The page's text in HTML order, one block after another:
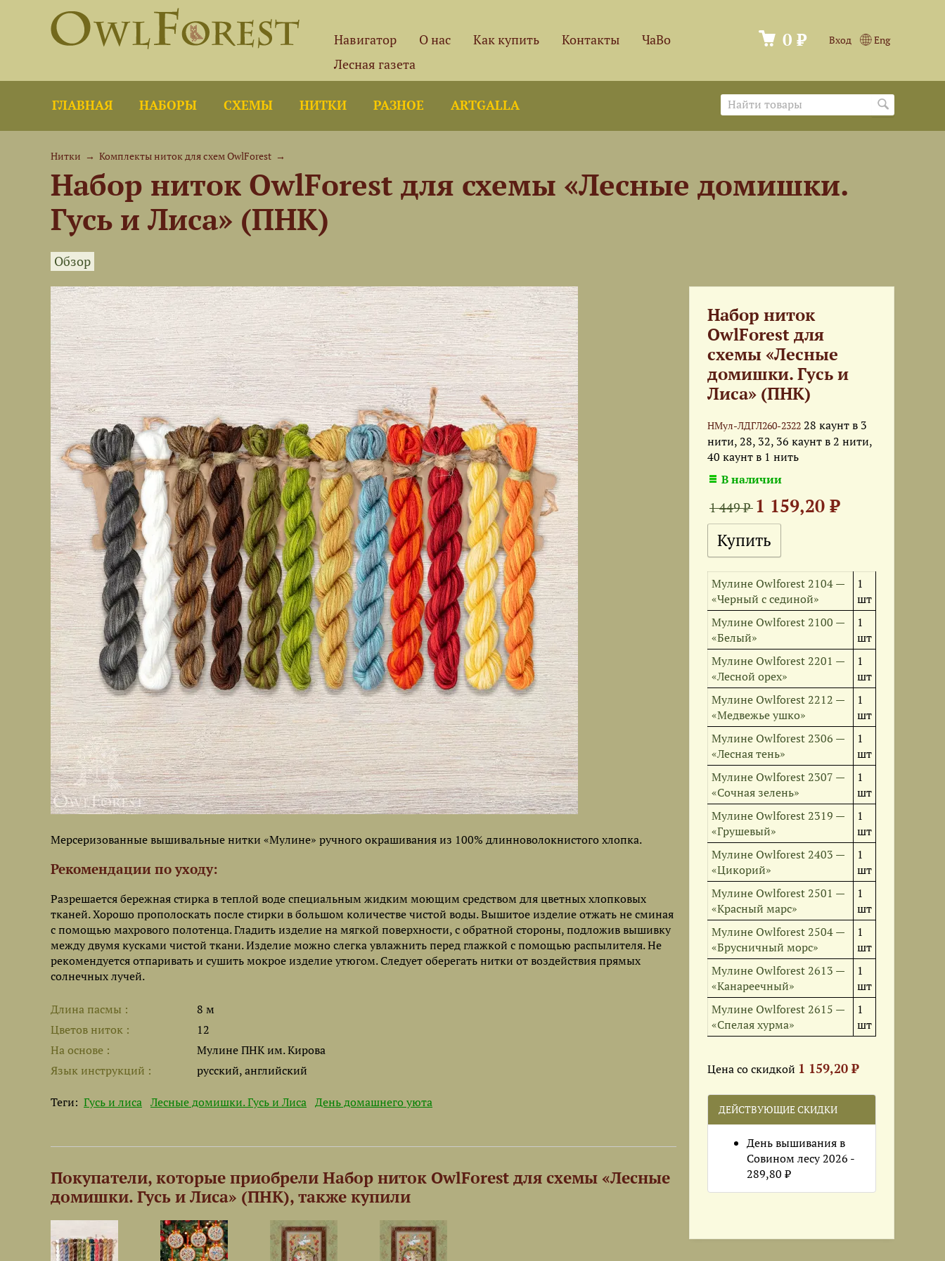
Вход Eng
0 ₽
Навигатор О нас Как купить Контакты
ЧаВо
Лесная газета
ГЛАВНАЯ НАБОРЫ СХЕМЫ НИТКИ РАЗНОЕ ARTGALLA
Нитки → Комплекты ниток для схем OwlForest →
Набор ниток OwlForest для схемы «Лесные домишки.
Гусь и Лиса» (ПНК)
Обзор
Набор ниток
OwlForest для
схемы «Лесные
домишки. Гусь и
Лиса» (ПНК)
НМул-ЛДГЛ260-2322 28 каунт в 3
нити, 28, 32, 36 каунт в 2 нити,
40 каунт в 1 нить
В наличии
1 449 ₽ 1 159,20 ₽
Мулине Owlforest 2104 —
«Черный с сединой»
1
шт
Мулине Owlforest 2100 —
«Белый»
1
шт
Мулине Owlforest 2201 —
«Лесной орех»
1
шт
Мулине Owlforest 2212 —
«Медвежье ушко»
1
шт
Мулине Owlforest 2306 —
«Лесная тень»
1
шт
Мулине Owlforest 2307 —
«Сочная зелень»
1
шт
Мулине Owlforest 2319 —
«Грушевый»
1
шт
Мулине Owlforest 2403 —
«Цикорий»
1
шт
Мулине Owlforest 2501 —
«Красный марс»
1
шт
Мулине Owlforest 2504 —
«Брусничный морс»
1
шт
Мулине Owlforest 2613 —
«Канареечный»
1
шт
Мулине Owlforest 2615 —
«Спелая хурма»
1
шт
Цена со скидкой 1 159,20 ₽
ДЕЙСТВУЮЩИЕ СКИДКИ
День вышивания в
Совином лесу 2026 -
289,80 ₽
Мерсеризованные вышивальные нитки «Мулине» ручного окрашивания из 100% длинноволокнистого хлопка.
Рекомендации по уходу:
Разрешается бережная стирка в теплой воде специальным жидким моющим средством для цветных хлопковых
тканей. Хорошо прополоскать после стирки в большом количестве чистой воды. Вышитое изделие отжать не сминая
с помощью махрового полотенца. Гладить изделие на мягкой поверхности, с обратной стороны, подложив вышивку
между двумя кусками чистой ткани. Изделие можно слегка увлажнить перед глажкой с помощью распылителя. Не
рекомендуется отпаривать и сушить мокрое изделие утюгом. Следует оберегать нитки от воздействия прямых
солнечных лучей.
Длина пасмы
8 м
Цветов ниток
12
На основе
Мулине ПНК им. Кирова
Язык инструкций
русский, английский
Теги: Гусь и лиса Лесные домишки. Гусь и Лиса День домашнего уюта
Покупатели, которые приобрели Набор ниток OwlForest для схемы «Лесные
домишки. Гусь и Лиса» (ПНК), также купили